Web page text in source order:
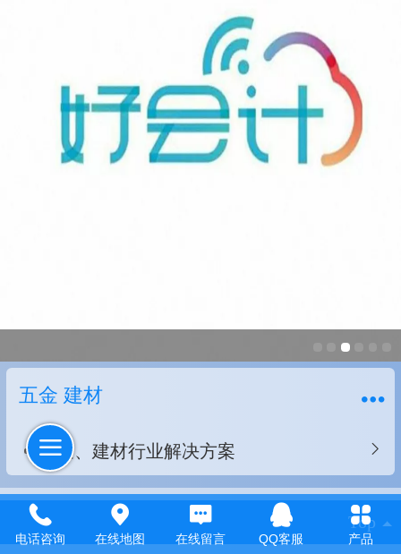
五金 建材
五金、建材行业解决方案
Top
电话咨询 在线地图 在线留言 QQ客服 产品